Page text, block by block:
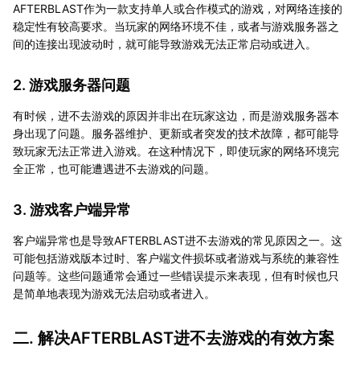
AFTERBLAST作为一款支持单人或合作模式的游戏，对网络连接的
稳定性有较高要求。当玩家的网络环境不佳，或者与游戏服务器之
间的连接出现波动时，就可能导致游戏无法正常启动或进入。
2. 游戏服务器问题
有时候，进不去游戏的原因并非出在玩家这边，而是游戏服务器本
身出现了问题。服务器维护、更新或者突发的技术故障，都可能导
致玩家无法正常进入游戏。在这种情况下，即使玩家的网络环境完
全正常，也可能遭遇进不去游戏的问题。
3. 游戏客户端异常
客户端异常也是导致AFTERBLAST进不去游戏的常见原因之一。这
可能包括游戏版本过时、客户端文件损坏或者游戏与系统的兼容性
问题等。这些问题通常会通过一些错误提示来表现，但有时候也只
是简单地表现为游戏无法启动或者进入。
二. 解决AFTERBLAST进不去游戏的有效方案